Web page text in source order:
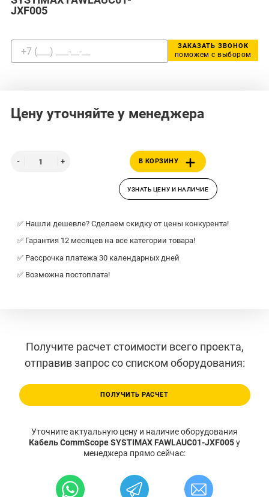
JXF005
ЗАКАЗАТЬ ЗВОНОК
поможем с выбором
Цену уточняйте у менеджера
В КОРЗИНУ
УЗНАТЬ ЦЕНУ И НАЛИЧИЕ
✅ Нашли дешевле? Сделаем скидку от цены конкурента!
✅ Гарантия 12 месяцев на все категории товара!
✅ Рассрочка платежа 30 календарных дней
✅ Возможна постоплата!
Получите расчет стоимости всего проекта,
отправив запрос со списком оборудования:
ПОЛУЧИТЬ РАСЧЕТ
Уточните актуальную цену и наличие оборудования
Кабель CommScope SYSTIMAX FAWLAUC01-JXF005у
менеджера прямо сейчас: